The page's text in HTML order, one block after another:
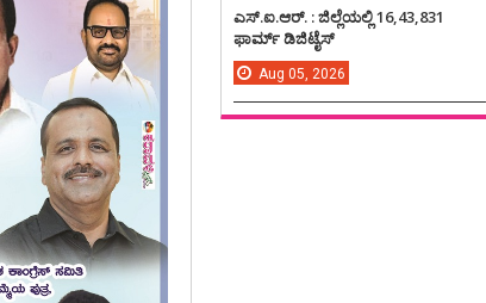
ಎಸ್.ಐ.ಆರ್. : ಜಿಲ್ಲೆಯಲ್ಲಿ 16,43,831
ಫಾರ್ಮ್ ಡಿಜಿಟೈಸ್
Aug 05, 2026